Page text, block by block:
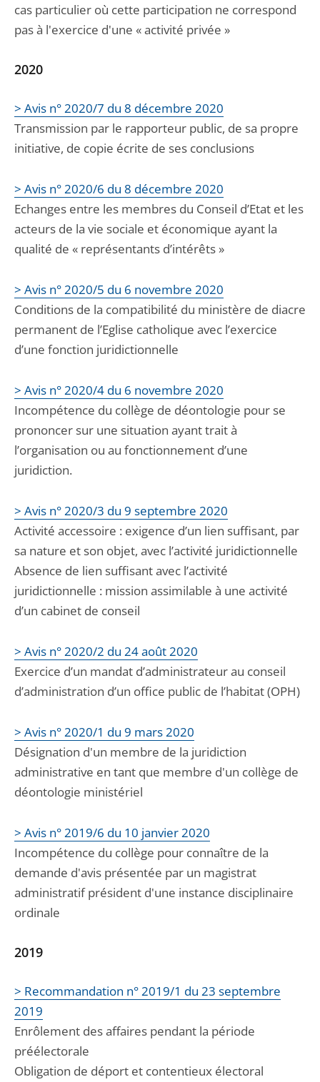
cas particulier où cette participation ne correspond
pas à l'exercice d'une « activité privée »
2020
> Avis n° 2020/7 du 8 décembre 2020
Transmission par le rapporteur public, de sa propre
initiative, de copie écrite de ses conclusions
> Avis n° 2020/6 du 8 décembre 2020
Echanges entre les membres du Conseil d’Etat et les
acteurs de la vie sociale et économique ayant la
qualité de « représentants d’intérêts »
> Avis n° 2020/5 du 6 novembre 2020
Conditions de la compatibilité du ministère de diacre
permanent de l’Eglise catholique avec l’exercice
d’une fonction juridictionnelle
> Avis n° 2020/4 du 6 novembre 2020
Incompétence du collège de déontologie pour se
prononcer sur une situation ayant trait à
l’organisation ou au fonctionnement d’une
juridiction.
> Avis n° 2020/3 du 9 septembre 2020
Activité accessoire : exigence d’un lien suffisant, par
sa nature et son objet, avec l’activité juridictionnelle
Absence de lien suffisant avec l’activité
juridictionnelle : mission assimilable à une activité
d’un cabinet de conseil
> Avis n° 2020/2 du 24 août 2020
Exercice d’un mandat d’administrateur au conseil
d’administration d’un office public de l’habitat (OPH)
> Avis n° 2020/1 du 9 mars 2020
Désignation d'un membre de la juridiction
administrative en tant que membre d'un collège de
déontologie ministériel
> Avis n° 2019/6 du 10 janvier 2020
Incompétence du collège pour connaître de la
demande d'avis présentée par un magistrat
administratif président d'une instance disciplinaire
ordinale
2019
> Recommandation n° 2019/1 du 23 septembre
2019
Enrôlement des affaires pendant la période
préélectorale
Obligation de déport et contentieux électoral